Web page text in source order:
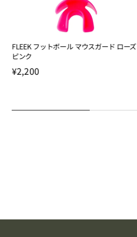
FLEEK フットボール マウスガード ローズ
ピンク
¥2,200